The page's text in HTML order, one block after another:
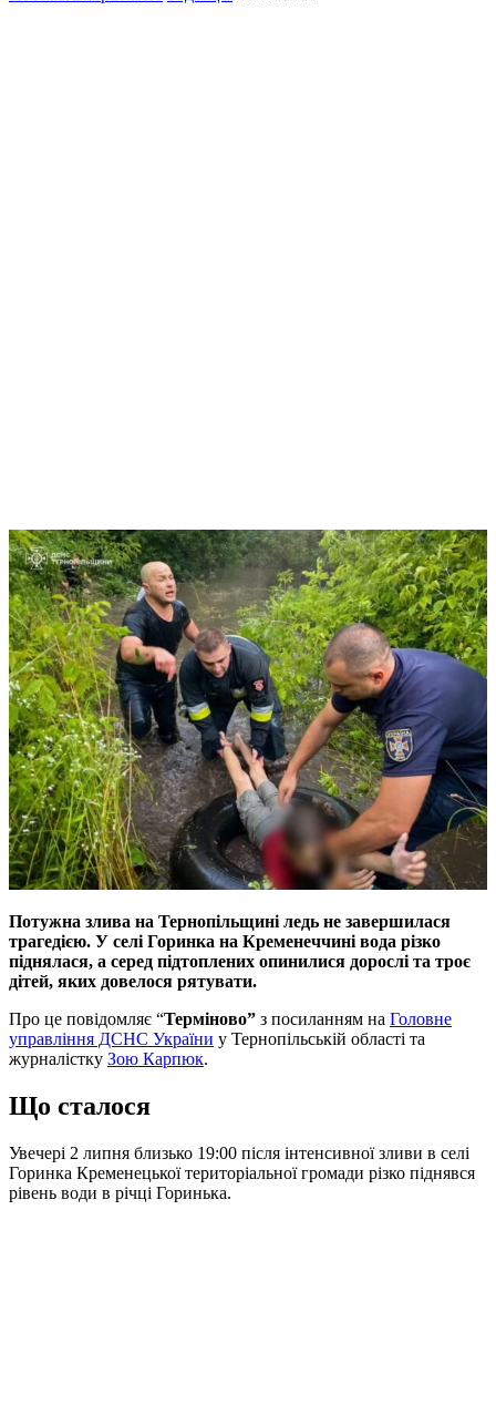
Потужна злива на Тернопільщині ледь не завершилася
трагедією. У селі Горинка на Кременеччині вода різко
піднялася, а серед підтоплених опинилися дорослі та троє
дітей, яких довелося рятувати.
Про це повідомляє “Терміново” з посиланням на Головне
управління ДСНС України у Тернопільській області та
журналістку Зою Карпюк.
Що сталося
Увечері 2 липня близько 19:00 після інтенсивної зливи в селі
Горинка Кременецької територіальної громади різко піднявся
рівень води в річці Горинька.